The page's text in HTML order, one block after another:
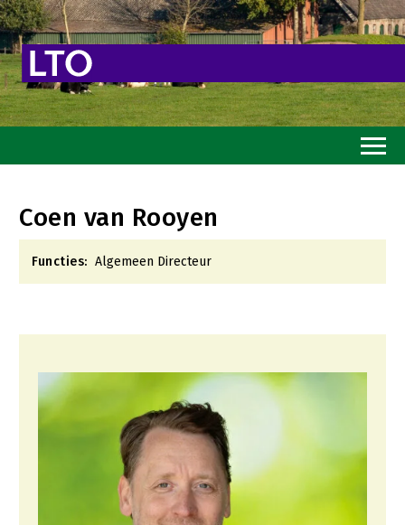
Toekomstvisie
Goed eten
Thema’s
Gezonde planten
Gezonde dieren
Natuur, klimaat en energie
Coen van Rooyen
Functies: Algemeen Directeur